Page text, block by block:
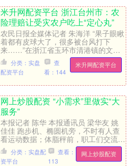
米升网配资平台 浙江台州市：农
险理赔让受灾农户吃上“定心丸”
农民日报全媒体记者 朱海洋 “果子眼瞅
着都有皮球大了，很多被台风打下
来……”在浙江省玉环市清港镇的文旦
种植园内，农户邵海环抱着文旦果，一
脸沮丧。此时，农行台州玉....米升网配资平台
分类：实盘
配资平台
查
看：144
网上炒股配资 “小需求”里做实“大
服务”
本报记者 陈华 本报通讯员 梁华友 姚
佳佳 跑步机、椭圆机旁，不时有人查
看运动数据；体脂秤前，职工们交流着
减重心得……自6月以来，每天晚上7
点，安徽省合肥市新站....网上炒股配资
分类：实盘配
资平台
查看：
113